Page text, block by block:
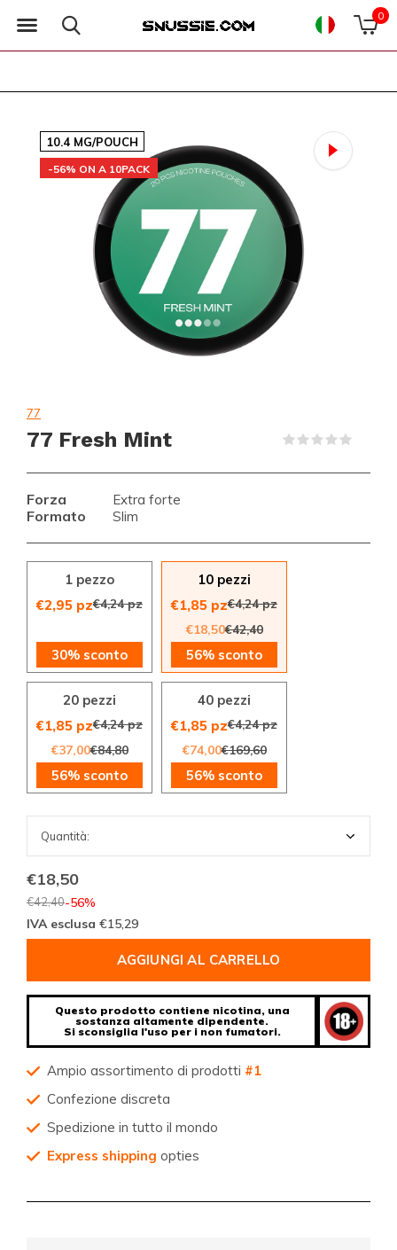
0
10.4 MG/POUCH
-56% ON A 10PACK
77
77 Fresh Mint
Forza Extra forte
Formato Slim
1 pezzo
€2,95 pz€4,24 pz
30% sconto
10 pezzi
€1,85 pz€4,24 pz
€18,50€42,40
56% sconto
20 pezzi
€1,85 pz€4,24 pz
€37,00€84,80
56% sconto
40 pezzi
€1,85 pz€4,24 pz
€74,00€169,60
56% sconto
€18,50
€42,40-56%
IVA esclusa €15,29
AGGIUNGI AL CARRELLO
Questo prodotto contiene nicotina, una
sostanza altamente dipendente.
Si sconsiglia l'uso per i non fumatori.
Ampio assortimento di prodotti #1
Confezione discreta
Spedizione in tutto il mondo
Express shipping opties